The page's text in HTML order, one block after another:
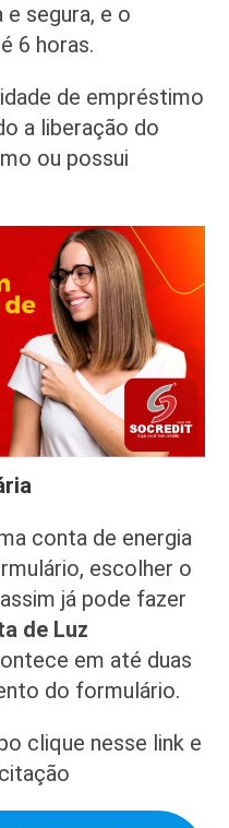
segura, e o
6 horas.
de empréstimo
a liberação do
ou possui
conta de energia
escolher o
já pode fazer
de Luz
em até duas
do formulário.
clique nesse link e